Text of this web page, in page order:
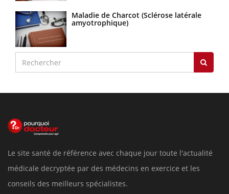
Maladie de Charcot (Sclérose latérale
amyotrophique)
Le site santé de référence avec chaque jour toute l'actualité
médicale decryptée par des médecins en exercice et les
conseils des meilleurs spécialistes.